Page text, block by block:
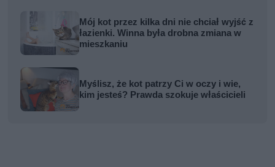
Mój kot przez kilka dni nie chciał wyjść z
łazienki. Winna była drobna zmiana w
mieszkaniu
Myślisz, że kot patrzy Ci w oczy i wie,
kim jesteś? Prawda szokuje właścicieli